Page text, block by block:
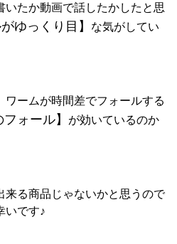
いたか動画で話したかしたと思
ゆっくり目】
な気がしてい
ワームが時間差でフォールする
ォール】
が効いているのか
来る商品じゃないかと思うので
いです♪